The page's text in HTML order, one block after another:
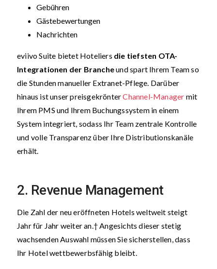
Gebühren
Gästebewertungen
Nachrichten
eviivo Suite bietet Hoteliers die tiefsten OTA-
Integrationen der Brancheund spart Ihrem Team so
die Stunden manueller Extranet-Pflege. Darüber
hinaus ist unser preisgekrönterChannel-Manager mit
Ihrem PMS und Ihrem Buchungssystem in einem
System integriert, sodass Ihr Team zentrale Kontrolle
und volle Transparenz über Ihre Distributionskanäle
erhält.
2. Revenue Management
Die Zahl der neu eröffneten Hotels weltweit steigt
Jahr für Jahr weiter an.† Angesichts dieser stetig
wachsenden Auswahl müssen Sie sicherstellen, dass
Ihr Hotel wettbewerbsfähig bleibt.